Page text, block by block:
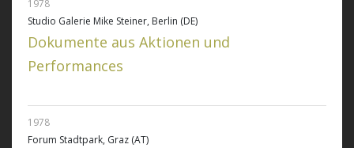
1978
Studio Galerie Mike Steiner, Berlin (DE)
Dokumente aus Aktionen und
Performances
1978
Forum Stadtpark, Graz (AT)